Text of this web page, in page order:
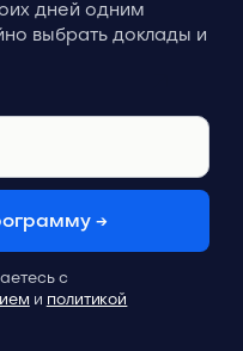
дней одним
выбрать доклады и
→
с
и политикой